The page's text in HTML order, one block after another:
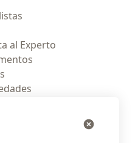
al Experto